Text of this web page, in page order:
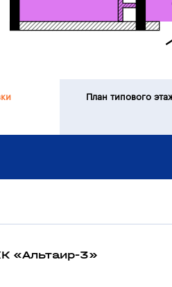
План типового
«Альтаир-3»